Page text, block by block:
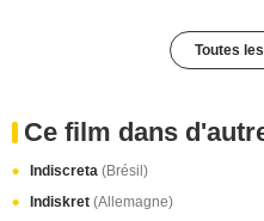
Toutes
Ce film dans
Indiscreta (Brésil)
Indiskret (Allemagne)